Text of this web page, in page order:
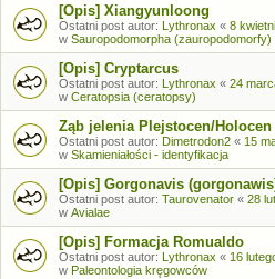
[Opis] Xiangyunloong
Ostatni post autor: Lythronax « 8
w Sauropodomorpha (zauropodomorfy)
[Opis] Cryptarcus
Ostatni post autor: Lythronax « 24
w Ceratopsia (ceratopsy)
Ząb jelenia Plejstocen/Holocen
Ostatni post autor: Dimetrodon2 « 15
w Skamieniałości - identyfikacja
[Opis] Gorgonavis
Ostatni post autor: Taurovenator « 28
w Avialae
[Opis] Formacja Romualdo
Ostatni post autor: Lythronax « 16
w Paleontologia kręgowców